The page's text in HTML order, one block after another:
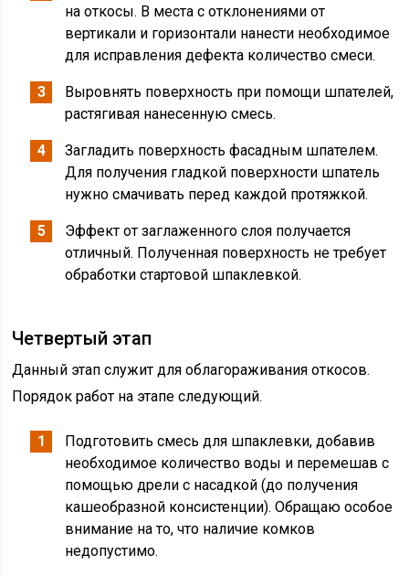
на откосы. В места с отклонениями от
вертикали и горизонтали нанести необходимое
для исправления дефекта количество смеси.
Выровнять поверхность при помощи шпателей,
растягивая нанесенную смесь.
Загладить поверхность фасадным шпателем.
Для получения гладкой поверхности шпатель
нужно смачивать перед каждой протяжкой.
Эффект от заглаженного слоя получается
отличный. Полученная поверхность не требует
обработки стартовой шпаклевкой.
Четвертый этап
Данный этап служит для облагораживания откосов.
Порядок работ на этапе следующий.
Подготовить смесь для шпаклевки, добавив
необходимое количество воды и перемешав с
помощью дрели с насадкой (до получения
кашеобразной консистенции). Обращаю особое
внимание на то, что наличие комков
недопустимо.